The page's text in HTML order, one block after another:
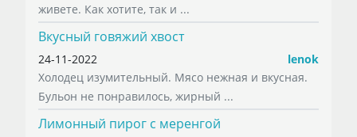
живете. Как хотите, так и ...
Вкусный говяжий хвост
24-11-2022
lenok
Холодец изумительный. Мясо нежная и вкусная.
Бульон не понравилось, жирный ...
Лимонный пирог с меренгой